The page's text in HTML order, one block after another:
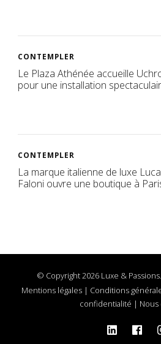
CONTEMPLER
Le Plaza Athénée accueille
pour une installation
CONTEMPLER
La marque italienne de luxe Luca
Faloni ouvre une boutique à
© Copyright 2026 Luxe &
Mentions légales | Conditions
confidentialité |